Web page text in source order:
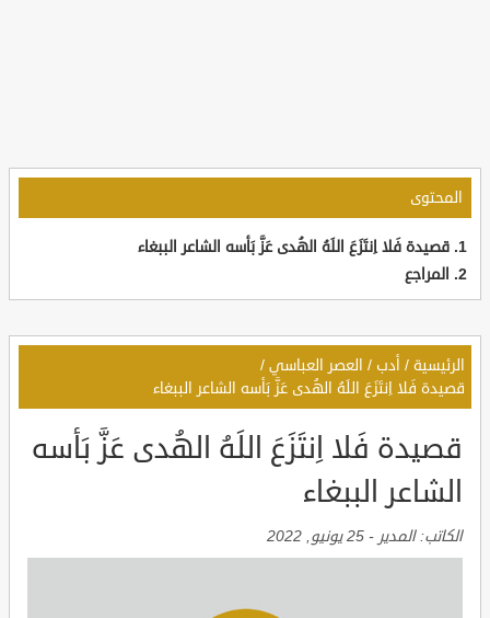
المحتوى
قصيدة فَلا اِنتَزَعَ اللَهُ الهُدى عَزَّ بَأسه الشاعر الببغاء
المراجع
الرئيسية / أدب / العصر العباسي /
قصيدة فَلا اِنتَزَعَ اللَهُ الهُدى عَزَّ بَأسه الشاعر الببغاء
قصيدة فَلا اِنتَزَعَ اللَهُ الهُدى عَزَّ بَأسه
الشاعر الببغاء
الكاتب:المدير - 25 يونيو, 2022